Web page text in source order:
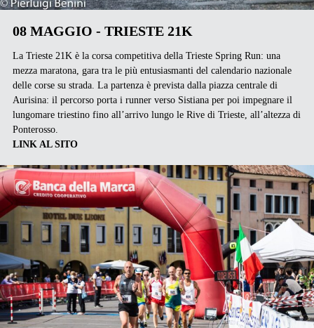
08 MAGGIO - TRIESTE 21K
La Trieste 21K è la corsa competitiva della Trieste Spring Run: una
mezza maratona, gara tra le più entusiasmanti del calendario nazionale
delle corse su strada. La partenza è prevista dalla piazza centrale di
Aurisina: il percorso porta i runner verso Sistiana per poi impegnare il
lungomare triestino fino all’arrivo lungo le Rive di Trieste, all’altezza di
Ponterosso.
LINK AL SITO